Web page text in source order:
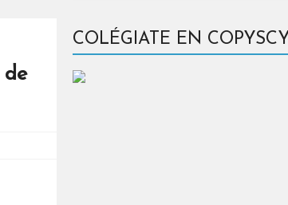
COLÉGIATE EN